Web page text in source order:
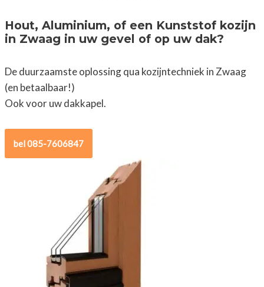
Hout, Aluminium, of een Kunststof kozijn
in Zwaag in uw gevel of op uw dak?
De duurzaamste oplossing qua kozijntechniek in Zwaag
(en betaalbaar!)
Ook voor uw dakkapel.
bel 085-7606847